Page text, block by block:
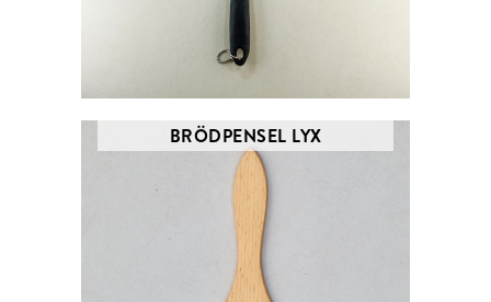
BRÖDPENSEL LYX